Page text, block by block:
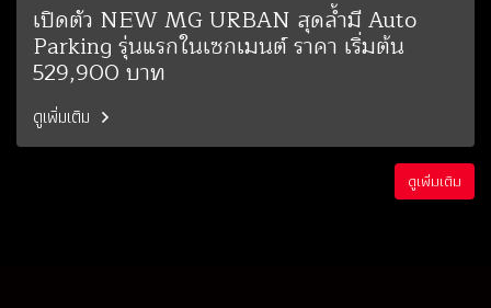
เปิดตัว NEW MG URBAN สุดล้ำมี Auto
Parking รุ่นแรกในเซกเมนต์ ราคา เริ่มต้น
529,900 บาท
ดูเพิ่มเติม
ดูเพิ่มเติม